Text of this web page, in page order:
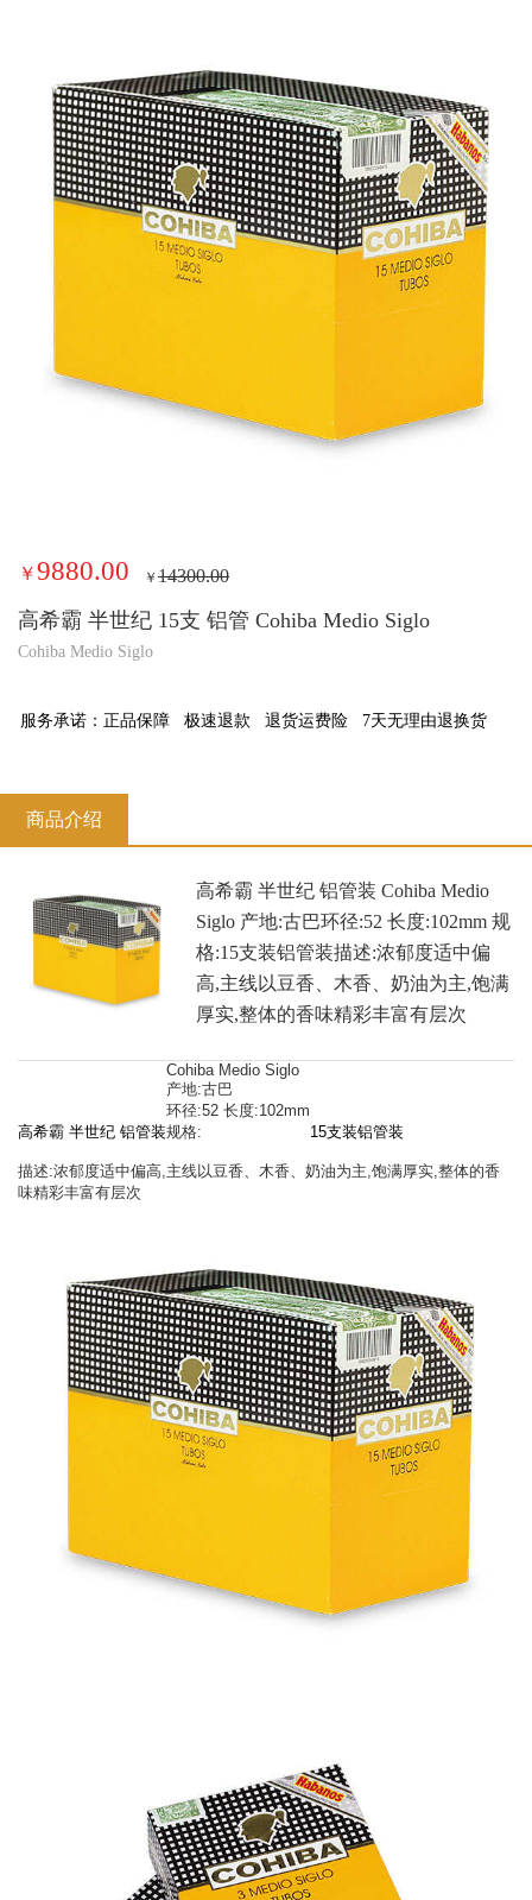
￥9880.00 ￥14300.00
高希霸 半世纪 15支 铝管 Cohiba Medio Siglo
Cohiba Medio Siglo
服务承诺： 正品保障 极速退款 退货运费险 7天无理由退换货
商品介绍
高希霸 半世纪 铝管装 Cohiba Medio
Siglo 产地:古巴环径:52 长度:102mm 规
格:15支装铝管装描述:浓郁度适中偏
高,主线以豆香、木香、奶油为主,饱满
厚实,整体的香味精彩丰富有层次
高希霸 半世纪 铝管装
Cohiba Medio Siglo
产地:古巴
环径:52 长度:102mm
规格:
15支装铝管装
描述:浓郁度适中偏高,主线以豆香、木香、奶油为主,饱满厚实,整体的香
味精彩丰富有层次